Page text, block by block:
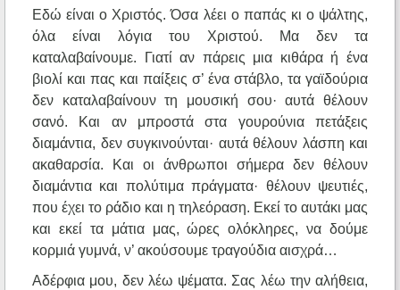
Εδώ είναι ο Χριστός. Όσα λέει ο παπάς κι ο ψάλτης,
όλα είναι λόγια του Χριστού. Μα δεν τα
καταλαβαίνουμε. Γιατί αν πάρεις μια κιθάρα ή ένα
βιολί και πας και παίξεις σ’ ένα στάβλο, τα γαϊδούρια
δεν καταλαβαίνουν τη μουσική σου· αυτά θέλουν
σανό. Και αν μπροστά στα γουρούνια πετάξεις
διαμάντια, δεν συγκινούνται· αυτά θέλουν λάσπη και
ακαθαρσία. Και οι άνθρωποι σήμερα δεν θέλουν
διαμάντια και πολύτιμα πράγματα· θέλουν ψευτιές,
που έχει το ράδιο και η τηλεόραση. Εκεί το αυτάκι μας
και εκεί τα μάτια μας, ώρες ολόκληρες, να δούμε
κορμιά γυμνά, ν’ ακούσουμε τραγούδια αισχρά…
Αδέρφια μου, δεν λέω ψέματα. Σας λέω την αλήθεια,